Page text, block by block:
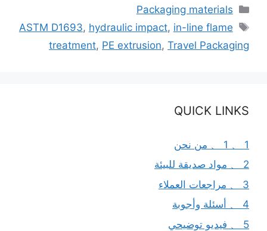
التصنيفات
Packaging materials
الوسوم
ASTM D1693, hydraulic impact, in-line flame
treatment, PE extrusion, Travel Packaging
QUICK LINKS
1 、 1 、 من نحن
2 、 مواد صديقة للبيئة
3 、 مراجعات العملاء
4 、 أسئلة وأجوبة
5 、 فيديو توضيحي